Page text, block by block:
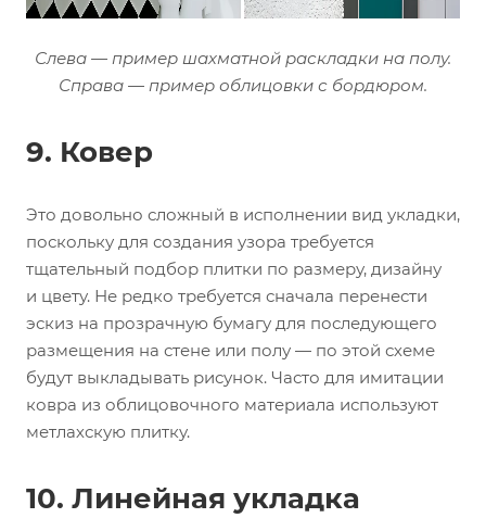
Слева — пример шахматной раскладки на полу.
Справа — пример облицовки с бордюром.
9. Ковер
Это довольно сложный в исполнении вид укладки,
поскольку для создания узора требуется
тщательный подбор плитки по размеру, дизайну
и цвету. Не редко требуется сначала перенести
эскиз на прозрачную бумагу для последующего
размещения на стене или полу — по этой схеме
будут выкладывать рисунок. Часто для имитации
ковра из облицовочного материала используют
метлахскую плитку.
10. Линейная укладка